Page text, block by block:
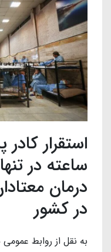
ساعته در
درمان
در کشور
به نقل از روابط